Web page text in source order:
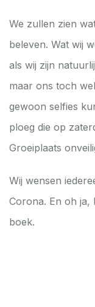
We zullen zien
beleven. Wat wij
als wij zijn
maar ons toch
gewoon selfies
ploeg die op
Groeiplaats
Wij wensen
Corona. En oh ja,
boek.